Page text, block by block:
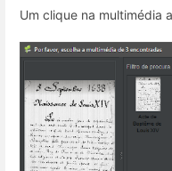
Um clique na multimédia